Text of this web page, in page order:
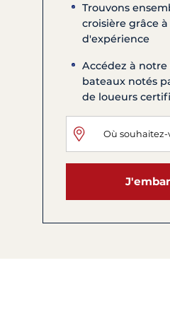
Trouvons
croisière grâce
d'expérience
Accédez à
bateaux notés
de loueurs